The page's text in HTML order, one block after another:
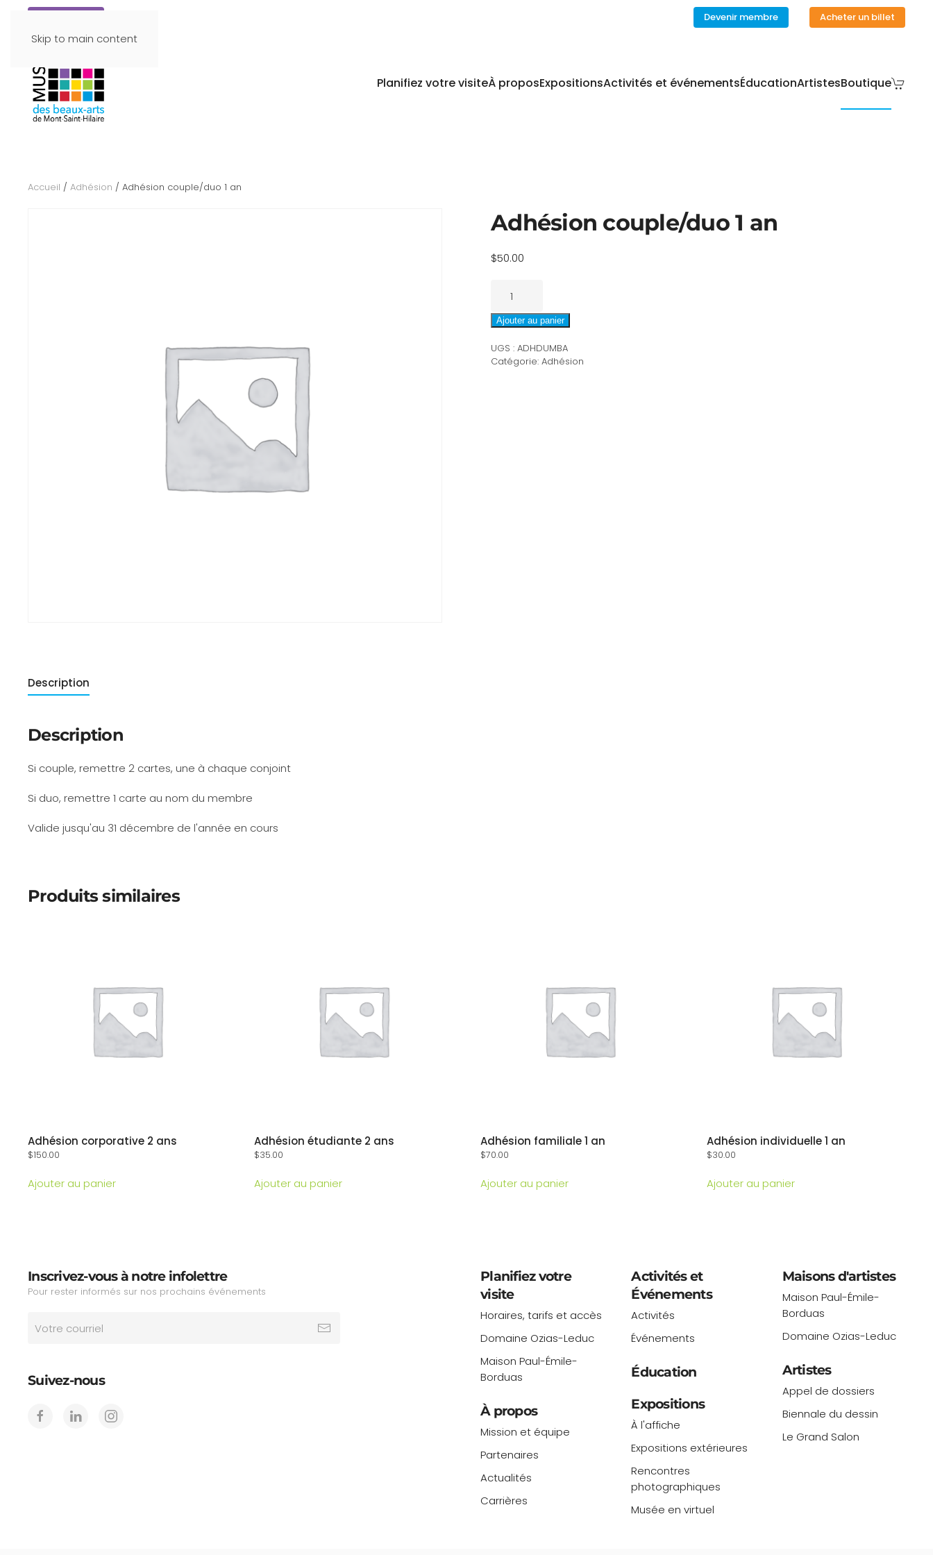
Skip to main content
Devenir membre Acheter un billet
Planifiez votre visiteÀ proposExpositionsActivités et événementsÉducationArtistesBoutique
Accueil / Adhésion / Adhésion couple/duo 1 an
Adhésion couple/duo 1 an
$50.00
Adhésion
1
an
Ajouter au panier
UGS : ADHDUMBA
Catégorie: Adhésion
Description
Description
Si couple, remettre 2 cartes, une à chaque conjoint
Si duo, remettre 1 carte au nom du membre
Valide jusqu'au 31 décembre de l'année en cours
Produits similaires
Adhésion corporative 2 ans
$150.00
Ajouter au panier
Adhésion étudiante 2 ans
$35.00
Ajouter au panier
Adhésion familiale 1 an
$70.00
Ajouter au panier
Adhésion individuelle 1 an
$30.00
Ajouter au panier
Inscrivez-vous à notre infolettre
Pour rester informés sur nos prochains événements
Suivez-nous
Planifiez votre
visite
Horaires, tarifs et accès
Domaine Ozias-Leduc
Maison Paul-Émile-
Borduas
À propos
Mission et équipe
Partenaires
Actualités
Carrières
Activités et
Événements
Activités
Événements
Éducation
Expositions
À l'affiche
Expositions extérieures
Rencontres
photographiques
Musée en virtuel
Maisons d'artistes
Maison Paul-Émile-
Borduas
Domaine Ozias-Leduc
Artistes
Appel de dossiers
Biennale du dessin
Le Grand Salon